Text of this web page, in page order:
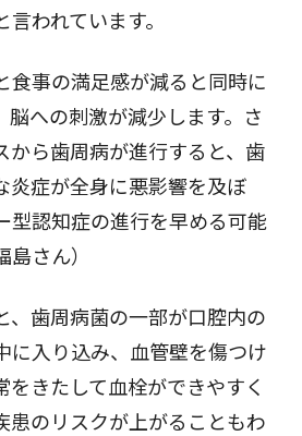
われています。
食事の満足感が減ると同時に
脳への刺激が減少します。さ
から歯周病が進行すると、歯
炎症が全身に悪影響を及ぼ
型認知症の進行を早める可能
さん）
、歯周病菌の一部が口腔内の
に入り込み、血管壁を傷つけ
をきたして血栓ができやすく
患のリスクが上がることもわ